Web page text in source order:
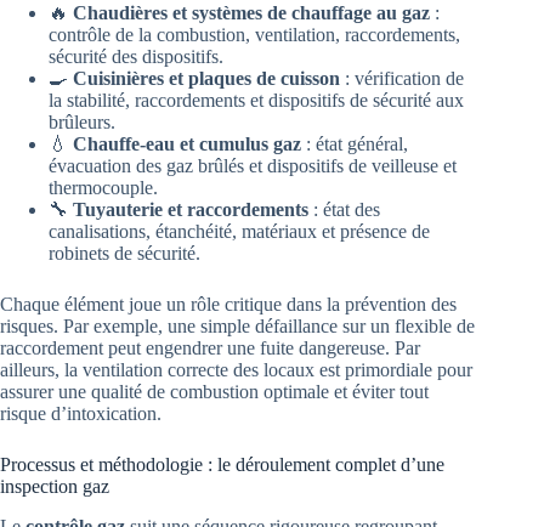
🔥 Chaudières et systèmes de chauffage au gaz :
contrôle de la combustion, ventilation, raccordements,
sécurité des dispositifs.
🍳 Cuisinières et plaques de cuisson : vérification de
la stabilité, raccordements et dispositifs de sécurité aux
brûleurs.
💧 Chauffe-eau et cumulus gaz : état général,
évacuation des gaz brûlés et dispositifs de veilleuse et
thermocouple.
🔧 Tuyauterie et raccordements : état des
canalisations, étanchéité, matériaux et présence de
robinets de sécurité.
Chaque élément joue un rôle critique dans la prévention des
risques. Par exemple, une simple défaillance sur un flexible de
raccordement peut engendrer une fuite dangereuse. Par
ailleurs, la ventilation correcte des locaux est primordiale pour
assurer une qualité de combustion optimale et éviter tout
risque d’intoxication.
Processus et méthodologie : le déroulement complet d’une
inspection gaz